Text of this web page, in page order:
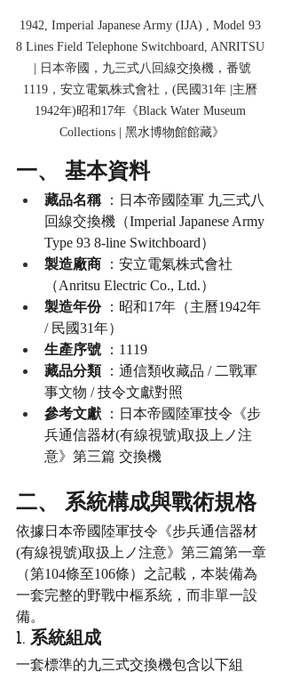
1942, Imperial Japanese Army (IJA) , Model 93
8 Lines Field Telephone Switchboard, ANRITSU
| 日本帝國，九三式八回線交換機，番號
1119，安立電氣株式會社，(民國31年 |主曆
1942年)昭和17年《Black Water Museum
Collections | 黑水博物館館藏》
一、 基本資料
藏品名稱 ：日本帝國陸軍 九三式八
回線交換機（Imperial Japanese Army
Type 93 8-line Switchboard）
製造廠商 ：安立電氣株式會社
（Anritsu Electric Co., Ltd.）
製造年份 ：昭和17年（主曆1942年
/ 民國31年）
生產序號 ：1119
藏品分類 ：通信類收藏品 / 二戰軍
事文物 / 技令文獻對照
參考文獻 ：日本帝國陸軍技令《步
兵通信器材(有線視號)取扱上ノ注
意》第三篇 交換機
二、 系統構成與戰術規格
依據日本帝國陸軍技令《步兵通信器材
(有線視號)取扱上ノ注意》第三篇第一章
（第104條至106條）之記載，本裝備為
一套完整的野戰中樞系統，而非單一設
備。
1. 系統組成
一套標準的九三式交換機包含以下組